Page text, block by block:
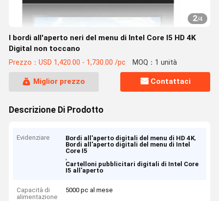
2/4
I bordi all'aperto neri del menu di Intel Core I5 HD 4K
Digital non toccano
Prezzo：USD 1,420.00 - 1,730.00 /pc MOQ：1 unità
Miglior prezzo Contattaci
Descrizione Di Prodotto
Evidenziare Bordi all'aperto digitali del menu di HD 4K,
Bordi all'aperto digitali del menu di Intel
Core I5
,
Cartelloni pubblicitari digitali di Intel Core
I5 all'aperto
Capacità di
alimentazione
5000 pc al mese